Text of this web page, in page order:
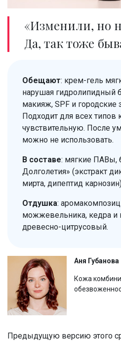
«Изменили, но
Да, так тоже
Обещают: крем-гель
нарушая гидролипидный
макияж, SPF и городские
Подходит для всех
чувствительную. После
можно не использовать.
В составе: мягкие ПАВы,
Долголетия» (экстракт
мирта, дипептид
Отдушка:
можжевельника, кедра и
древесно-цитрусовый.
Аня Губанова
Кожа
Предыдущую версию этого